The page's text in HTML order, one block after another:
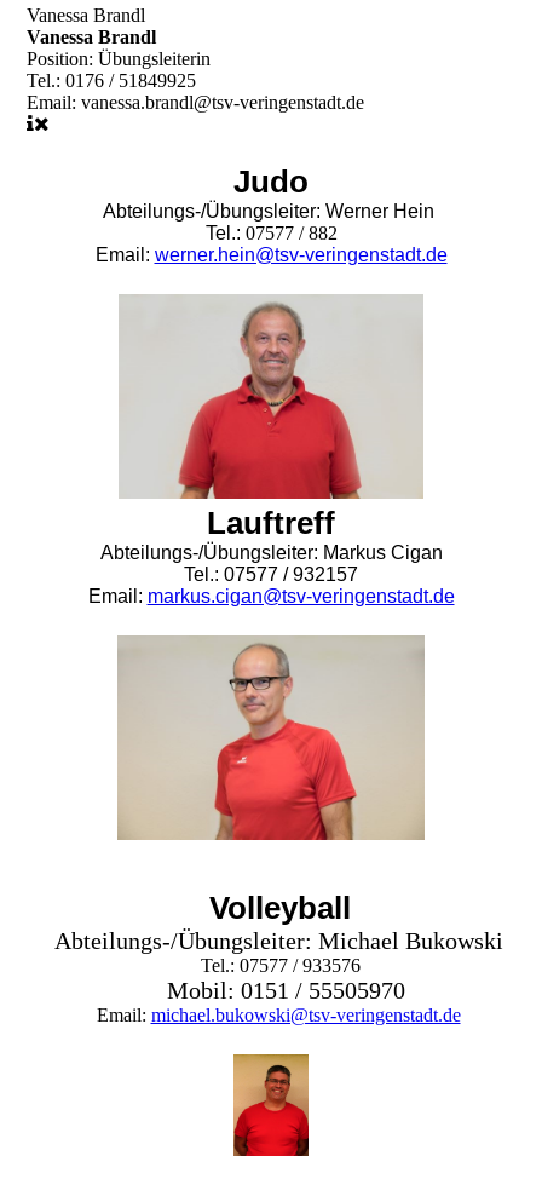
Vanessa Brandl
Vanessa Brandl
Position:Übungsleiterin
Tel.:0176 / 51849925
Email:vanessa.brandl@tsv-veringenstadt.de
Judo
Abteilungs-/Übungsleiter: Werner Hein
Tel.: 07577 / 882
Email: werner.hein@tsv-veringenstadt.de
Lauftreff
Abteilungs-/Übungsleiter: Markus Cigan
Tel.: 07577 / 932157
Email: markus.cigan@tsv-veringenstadt.de
Volleyball
Abteilungs-/Übungsleiter: Michael Bukowski
Tel.: 07577 / 933576
Mobil: 0151 / 55505970
Email: michael.bukowski@tsv-veringenstadt.de